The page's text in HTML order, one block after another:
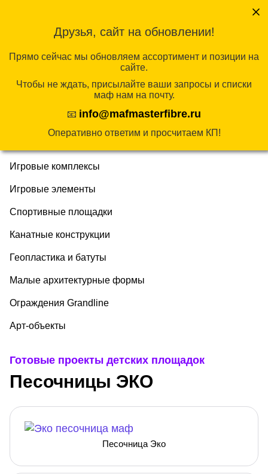
содержимому
КАТАЛОГ
/ Песочницы ЭКО
Игровые комплексы
Игровые элементы
Спортивные площадки
Канатные конструкции
Геопластика и батуты
Малые архитектурные формы
Ограждения Grandline
Арт-объекты
Готовые проекты детских площадок
Песочницы ЭКО
Песочница Эко
Друзья, сайт на обновлении!
Прямо сейчас мы обновляем ассортимент и позиции на
сайте.
Чтобы не ждать, присылайте ваши запросы и списки
маф нам на почту.
📧 info@mafmasterfibre.ru
Оперативно ответим и просчитаем КП!